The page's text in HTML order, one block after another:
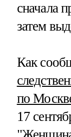
сначала
затем
Как
по
17